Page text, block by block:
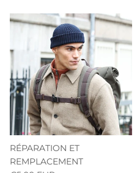
RÉPARATION ET
REMPLACEMENT